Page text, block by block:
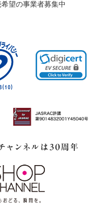
チェンジ 美容成分をざくざく配
合！ 乾燥による 小じわを目立た
くする ざっくざっく パーフェ
望の事業者募集中